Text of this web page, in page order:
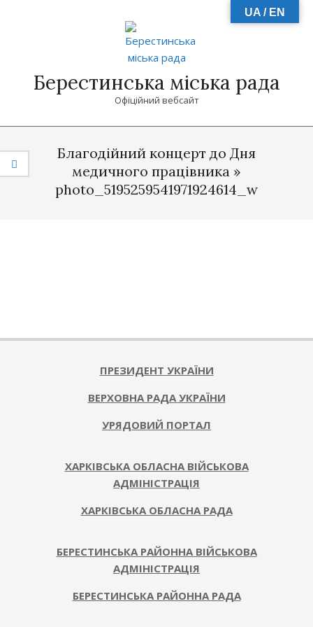
Берестинська міська рада
Офіційний вебсайт
Navigation
Menu
Благодійний концерт до Дня
медичного працівника »
photo_5195259541971924614_w
07-
ПРЕЗИДЕНТ УКРАЇНИ
ВЕРХОВНА РАДА УКРАЇНИ
УРЯДОВИЙ ПОРТАЛ
ХАРКІВСЬКА ОБЛАСНА ВІЙСЬКОВА
АДМІНІСТРАЦІЯ
ХАРКІВСЬКА ОБЛАСНА РАДА
БЕРЕСТИНСЬКА РАЙОННА ВІЙСЬКОВА
АДМІНІСТРАЦІЯ
БЕРЕСТИНСЬКА РАЙОННА РАДА
UA / EN